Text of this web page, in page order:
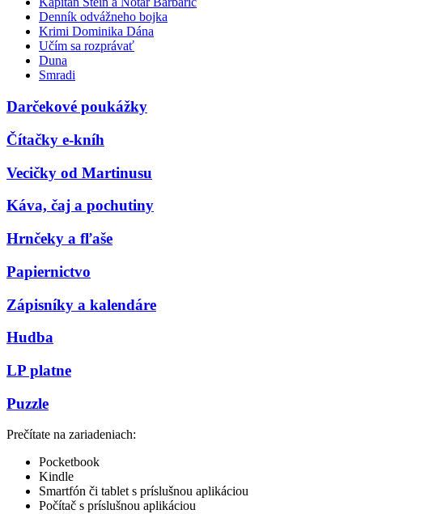
Denník odvážneho bojka
Krimi Dominika Dána
Učím sa rozprávať
Duna
Smradi
Darčekové poukážky
Čítačky e-kníh
Vecičky od Martinusu
Káva, čaj a pochutiny
Hrnčeky a fľaše
Papiernictvo
Zápisníky a kalendáre
Hudba
LP platne
Puzzle
Prečítate na zariadeniach:
Pocketbook
Kindle
Smartfón či tablet s príslušnou aplikáciou
Počítač s príslušnou aplikáciou